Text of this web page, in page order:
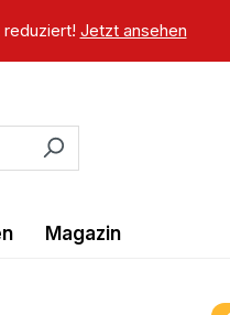
Jetzt ansehen
Magazin